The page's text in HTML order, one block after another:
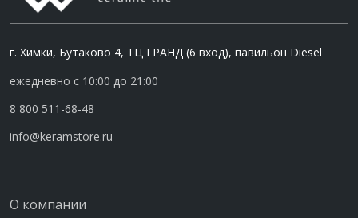
г. Химки, Бутаково 4, ТЦ ГРАНД (6 вход), павильон Diesel
ежедневно с 10:00 до 21:00
8 800 511-68-48
info@keramstore.ru
О компании